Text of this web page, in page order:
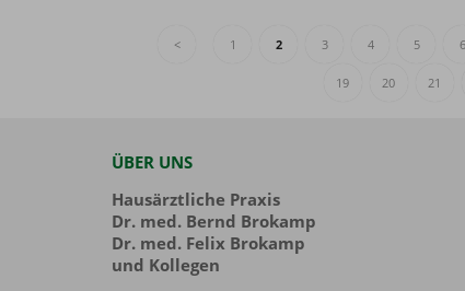
< 1 2 3 4 5 6
19 20 21
ÜBER UNS
Hausärztliche Praxis
Dr. med. Bernd Brokamp
Dr. med. Felix Brokamp
und Kollegen